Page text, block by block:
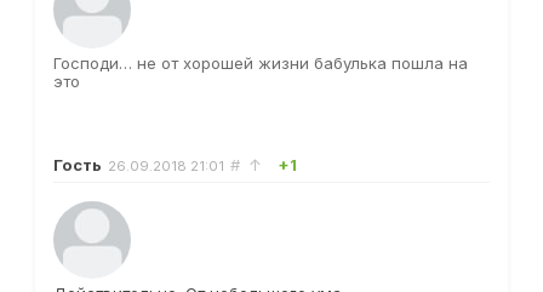
Господи… не от хорошей жизни бабулька пошла на
это
Гость 26.09.2018 21:01 # ↑ +1